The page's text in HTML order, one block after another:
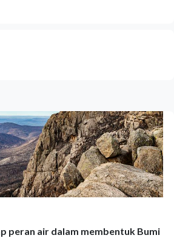
peran air dalam membentuk Bumi